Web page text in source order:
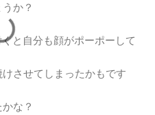
か？
と自分も顔がポーポーして
させてしまったかもです
な？